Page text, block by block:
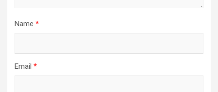
Name *
Email *